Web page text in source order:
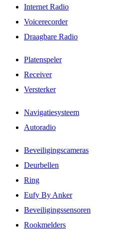
Internet Radio
Voicerecorder
Draagbare Radio
Platenspeler
Receiver
Versterker
Navigatiesysteem
Autoradio
Beveiligingscameras
Deurbellen
Ring
Eufy By Anker
Beveiligingssensoren
Rookmelders